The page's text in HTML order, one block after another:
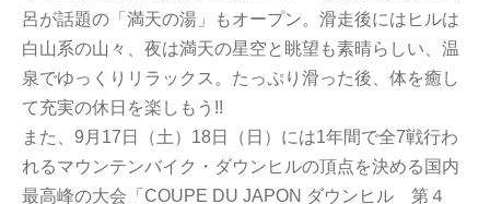
呂が話題の「満天の湯」もオープン。滑走後にはヒルは
白山系の山々、夜は満天の星空と眺望も素晴らしい、温
泉でゆっくりリラックス。たっぷり滑った後、体を癒し
て充実の休日を楽しもう!!
また、9月17日（土）18日（日）には1年間で全7戦行わ
れるマウンテンバイク・ダウンヒルの頂点を決める国内
最高峰の大会「COUPE DU JAPON ダウンヒル 第４